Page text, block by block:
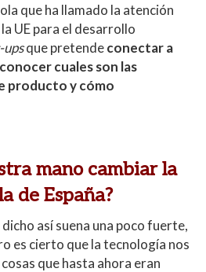
que ha llamado la atención
UE para el desarrollo
que pretendeconectar a
cuales son las
producto y cómo
mano cambiar la
de España?
así suena una poco fuerte,
es cierto que la tecnología nos
que hasta ahora eran